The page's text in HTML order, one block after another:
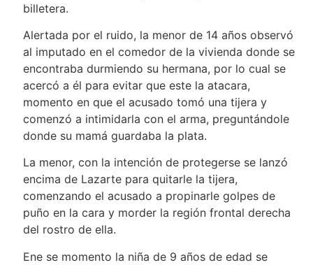
billetera.
Alertada por el ruido, la menor de 14 años observó
al imputado en el comedor de la vivienda donde se
encontraba durmiendo su hermana, por lo cual se
acercó a él para evitar que este la atacara,
momento en que el acusado tomó una tijera y
comenzó a intimidarla con el arma, preguntándole
donde su mamá guardaba la plata.
La menor, con la intención de protegerse se lanzó
encima de Lazarte para quitarle la tijera,
comenzando el acusado a propinarle golpes de
puño en la cara y morder la región frontal derecha
del rostro de ella.
Ene se momento la niña de 9 años de edad se